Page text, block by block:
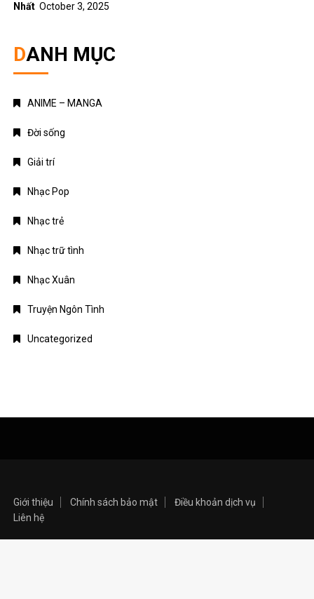
Nhất October 3, 2025
DANH MỤC
ANIME – MANGA
Đời sống
Giải trí
Nhạc Pop
Nhạc trẻ
Nhạc trữ tình
Nhạc Xuân
Truyện Ngôn Tình
Uncategorized
Giới thiệu Chính sách bảo mật
Điều khoản dịch vụ
Liên hệ